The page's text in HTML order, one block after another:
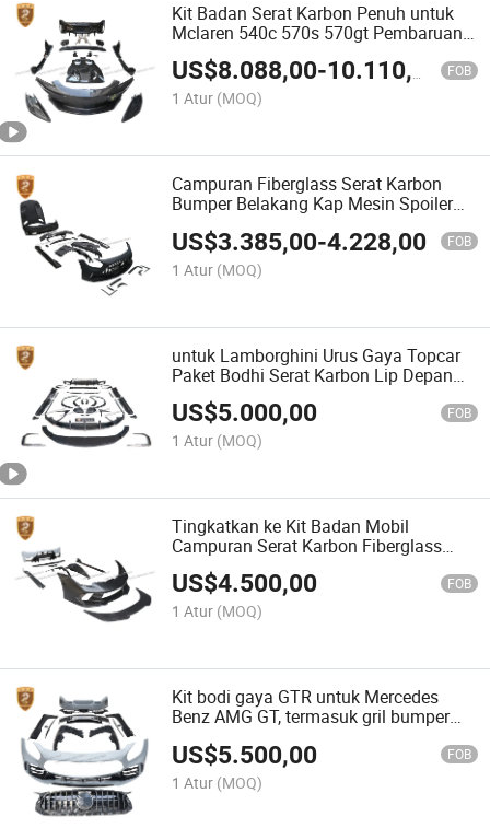
Kit Badan Serat Karbon Penuh untuk
Mclaren 540c 570s 570gt Pembaruan
ke 600lt Kit Badan
US$8.088,00-10.110,00 FOB
1 Atur (MOQ)
Campuran Fiberglass Serat Karbon
Bumper Belakang Kap Mesin Spoiler
Series untuk Mercedes Benz 2021
US$3.385,00-4.228,00 FOB
1 Atur (MOQ)
untuk Lamborghini Urus Gaya Topcar
Paket Bodhi Serat Karbon Lip Depan
Diffuser Belakang Spoiler Sayap
US$5.000,00 FOB
1 Atur (MOQ)
Tingkatkan ke Kit Badan Mobil
Campuran Serat Karbon Fiberglass
Gaya Vorsteiner untuk Lamborghini
Huracan
US$4.500,00 FOB
1 Atur (MOQ)
Kit bodi gaya GTR untuk Mercedes
Benz AMG GT, termasuk gril bumper
skirts dari serat karbon dan fiberglass
US$5.500,00 FOB
1 Atur (MOQ)